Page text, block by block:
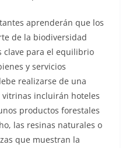
aprenderán que los
de la biodiversidad
clave para el equilibrio
y servicios
realizarse de una
incluirán hoteles
productos forestales
las resinas naturales o
que muestran la